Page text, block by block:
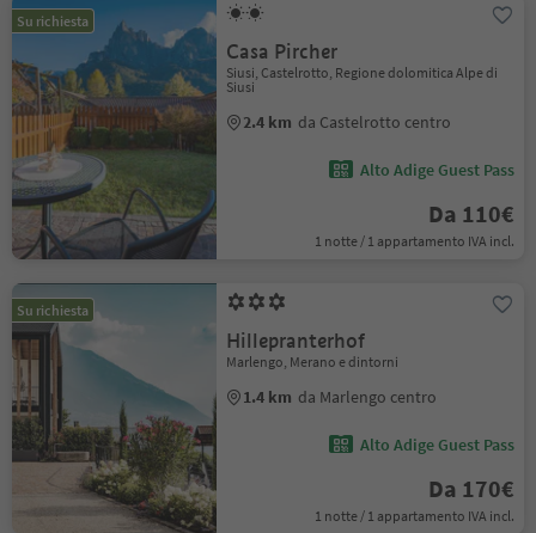
Su richiesta
Casa Pircher
Siusi, Castelrotto, Regione dolomitica Alpe di
Siusi
2.4 km da Castelrotto centro
Alto Adige Guest Pass
Da 110€
1 notte / 1 appartamento IVA incl.
Su richiesta
Hillepranterhof
Marlengo, Merano e dintorni
1.4 km da Marlengo centro
Alto Adige Guest Pass
Da 170€
1 notte / 1 appartamento IVA incl.